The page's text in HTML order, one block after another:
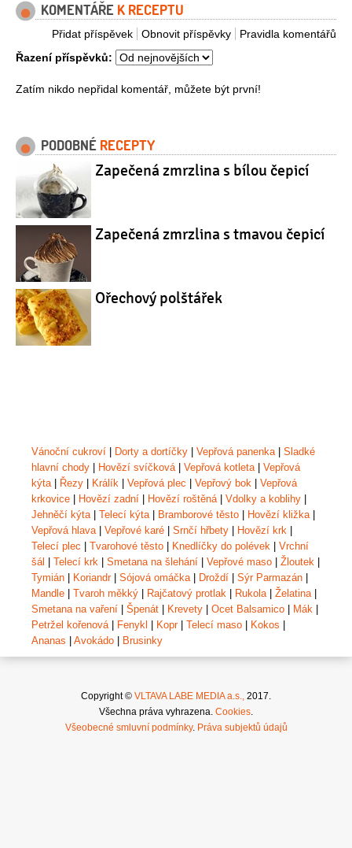
KOMENTÁŘE K RECEPTU
Pravidla komentářů
Obnovit příspěvky
Přidat příspěvek
Řazení příspěvků:
Zatím nikdo nepřidal komentář, můžete být první!
PODOBNÉ RECEPTY
Zapečená zmrzlina s bílou čepicí
Zapečená zmrzlina s tmavou čepicí
Ořechový polštářek
Vánoční cukroví Dorty a dortíčky Vepřová panenka| Sladké
hlavní chody
Hovězí svíčková| Vepřová kotleta| Vepřová
kýta| Řezy Králík Vepřová plec Vepřový bok
Vepřová
krkovice
Hovězí zadní Hovězí roštěná| Vdolky a koblihy
Jehněčí kýta| Telecí kýta| Bramborové těsto Hovězí kližka|
Vepřová hlava| Vepřové karé Srnčí hřbety Hovězí krk
Telecí plec
Tvarohové těsto Knedlíčky do polévek
Vrchní
šál
Telecí krk Smetana na šlehání Vepřové maso Žloutek
Tymián
Koriandr| Sójová omáčka| Droždí Sýr Parmazán
Mandle
Tvaroh měkký Rajčatový protlak Rukola| Želatina|
Smetana na vaření
Špenát Krevety Ocet Balsamico Mák
Petržel kořenová| Fenykl Kopr| Telecí maso Kokos
Ananas
Avokádo Brusinky
Copyright © VLTAVA LABE MEDIA a.s., 2017.
Všechna práva vyhrazena. Cookies.
Všeobecné smluvní podmínky. Práva subjektů údajů